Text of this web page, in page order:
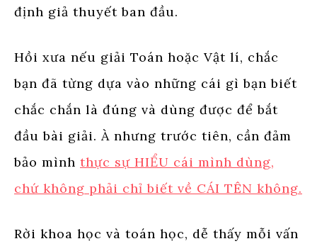
định giả thuyết ban đầu.
Hồi xưa nếu giải Toán hoặc Vật lí, chắc
bạn đã từng dựa vào những cái gì bạn biết
chắc chắn là đúng và dùng được để bắt
đầu bài giải. À nhưng trước tiên, cần đảm
bảo mình thực sự HIỂU cái mình dùng,
chứ không phải chỉ biết về CÁI TÊN không.
Rời khoa học và toán học, dễ thấy mỗi vấn